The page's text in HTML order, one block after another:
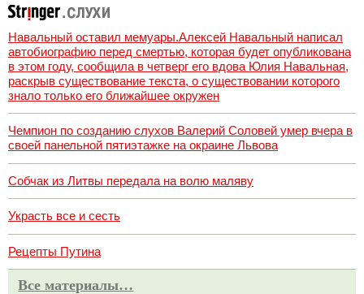
Навальный оставил мемуары.Алексей Навальный написал
автобиографию перед смертью, которая будет опубликована
в этом году, сообщила в четверг его вдова Юлия Навальная,
раскрыв существование текста, о существовании которого
знало только его ближайшее окружен
Чемпион по созданию слухов Валерий Соловей умер вчера в
своей панельной пятиэтажке на окраине Львова
Собчак из Литвы передала на волю маляву
Украсть все и сесть
Рецепты Путина
Все материалы…